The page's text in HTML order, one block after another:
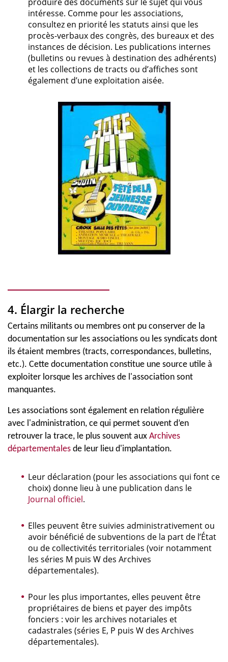
intéresse. Comme pour les associations,
consultez en priorité les statuts ainsi que les
procès-verbaux des congrès, des bureaux et des
instances de décision. Les publications internes
(bulletins ou revues à destination des adhérents)
et les collections de tracts ou d’affiches sont
également d’une exploitation aisée.
4. Élargir la recherche
Certains militants ou membres ont pu conserver de la
documentation sur les associations ou les syndicats dont
ils étaient membres (tracts, correspondances, bulletins,
etc.). Cette documentation constitue une source utile à
exploiter lorsque les archives de l'association sont
manquantes.
Les associations sont également en relation régulière
avec l'administration, ce qui permet souvent d’en
retrouver la trace, le plus souvent aux Archives
départementales de leur lieu d'implantation.
Leur déclaration (pour les associations qui font ce
choix) donne lieu à une publication dans le
Journal officiel.
Elles peuvent être suivies administrativement ou
avoir bénéficié de subventions de la part de l’État
ou de collectivités territoriales (voir notamment
les séries M puis W des Archives
départementales).
Pour les plus importantes, elles peuvent être
propriétaires de biens et payer des impôts
fonciers : voir les archives notariales et
cadastrales (séries E, P puis W des Archives
départementales).